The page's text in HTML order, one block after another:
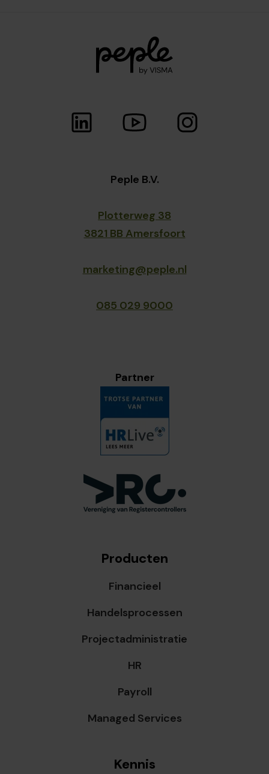
Peple B.V.
Plotterweg 38
3821 BB Amersfoort
marketing@peple.nl
085 029 9000
Partner
Producten
Financieel
Handelsprocessen
Projectadministratie
HR
Payroll
Managed Services
Kennis